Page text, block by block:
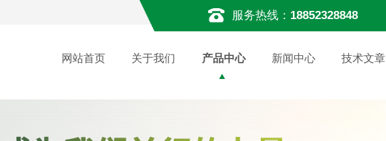
服务热线： 18852328848
网站首页 关于我们 产品中心 新闻中心 技术文章